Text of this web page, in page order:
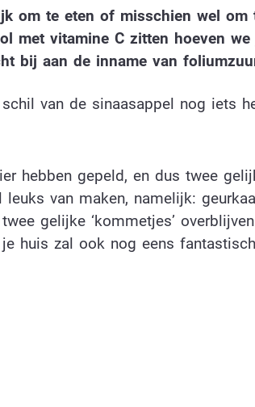
om te eten of misschien wel
met vitamine C zitten hoeven
bij aan de inname van
van de sinaasappel nog iets
hebben gepeld, en dus twee
van maken, namelijk:
gelijke ‘kommetjes’
huis zal ook nog eens